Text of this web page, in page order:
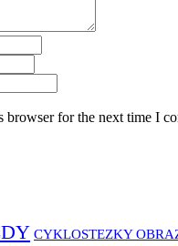
browser for the next time I
CYKLOSTEZKY